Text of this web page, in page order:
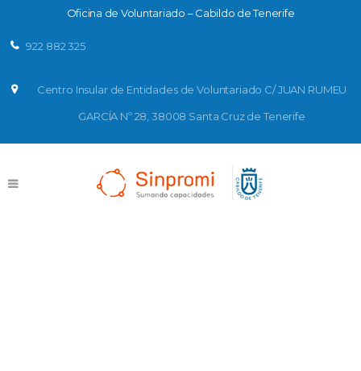
Oficina de Voluntariado – Cabildo de Tenerife
922 882 325
Centro Insular de Entidades de Voluntariado C/ JUAN RUMEU
GARCÍA Nº 28, 38008 Santa Cruz de Tenerife